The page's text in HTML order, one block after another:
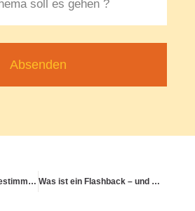
Absenden
Was bedeutet Selbstbestimmung in allen Gesundheitsphasen? Was ist ein Flashback – und wie hilft Selbstregulation?